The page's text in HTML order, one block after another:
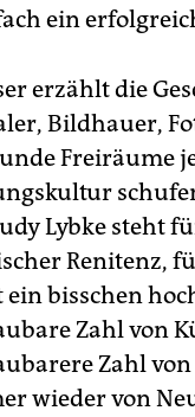
ein
erzählt die
Bildhauer,
Freiräume
Lybke steht
Renitenz,
bisschen
Zahl von
Zahl
wieder von